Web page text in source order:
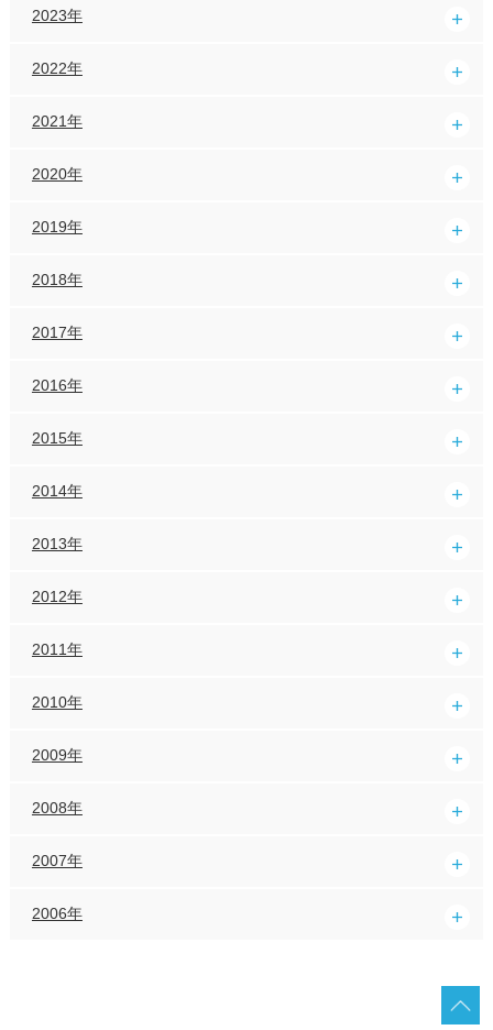
2023年
2022年
2021年
2020年
2019年
2018年
2017年
2016年
2015年
2014年
2013年
2012年
2011年
2010年
2009年
2008年
2007年
2006年